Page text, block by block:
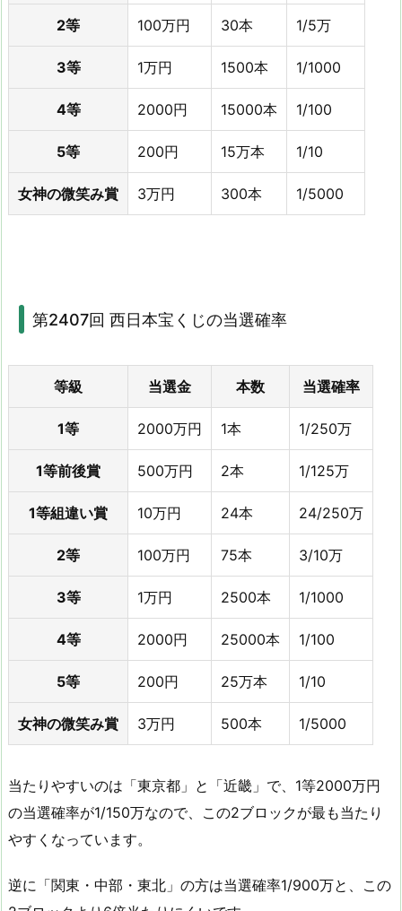
2等 100万円 30本 1/5万
3等 1万円 1500本 1/1000
4等 2000円 15000本 1/100
5等 200円 15万本 1/10
女神の微笑み賞 3万円 300本 1/5000
第2407回 西日本宝くじの当選確率
等級 当選金 本数 当選確率
1等 2000万円 1本 1/250万
1等前後賞 500万円 2本 1/125万
1等組違い賞 10万円 24本 24/250万
2等 100万円 75本 3/10万
3等 1万円 2500本 1/1000
4等 2000円 25000本 1/100
5等 200円 25万本 1/10
女神の微笑み賞 3万円 500本 1/5000
当たりやすいのは「東京都」と「近畿」で、1等2000万円
の当選確率が1/150万なので、この2ブロックが最も当たり
やすくなっています。
逆に「関東・中部・東北」の方は当選確率1/900万と、この